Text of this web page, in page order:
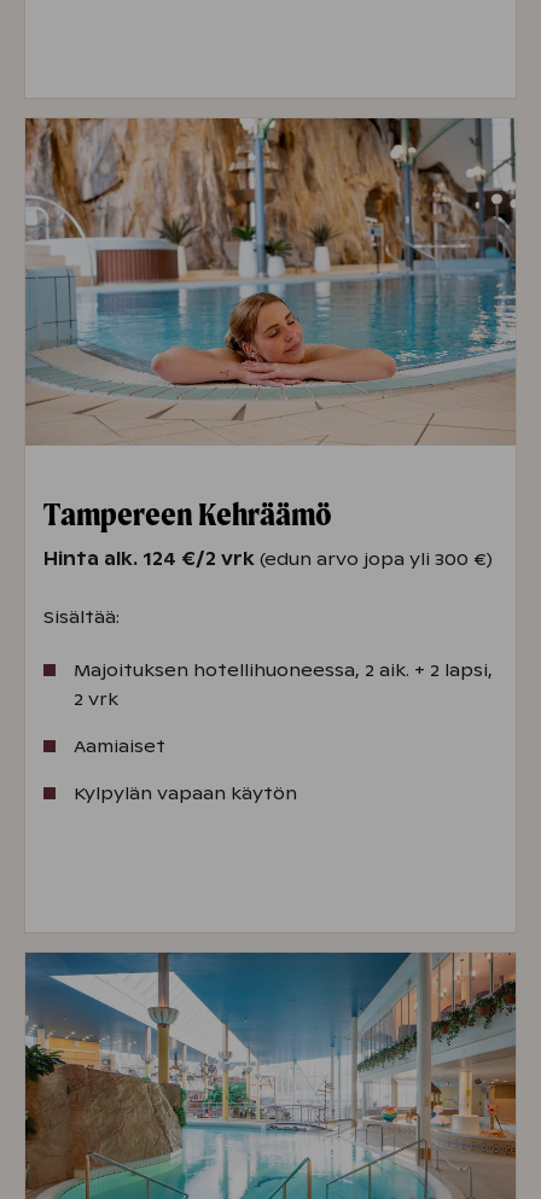
Tampereen Kehräämö
Hinta alk. 124 €/2 vrk (edun arvo jopa yli 300 €)
Sisältää:
Majoituksen hotellihuoneessa, 2 aik. + 2 lapsi,
2 vrk
Aamiaiset
Kylpylän vapaan käytön